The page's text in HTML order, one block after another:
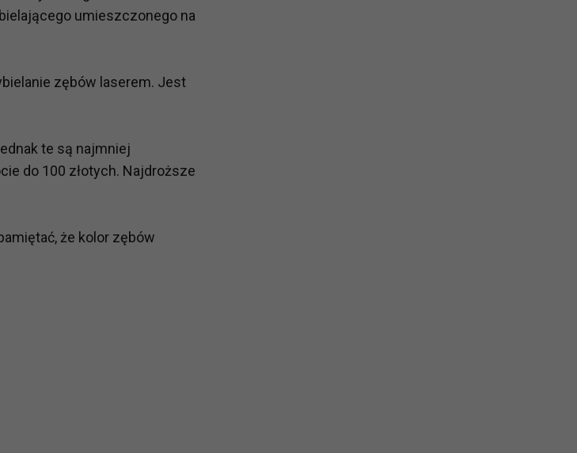
umieszczonego na
zębów laserem. Jest
te są najmniej
do 100 złotych. Najdroższe
że kolor zębów
zgodnej z obowiązującymi przepisami, podstawie prawnej.
jest niezbędność do wykonania umów o ich świadczenie
dostępne w usługach, z których korzystasz). Taką podstawą
administratorów jest tzw. uzasadniony interes administratora.